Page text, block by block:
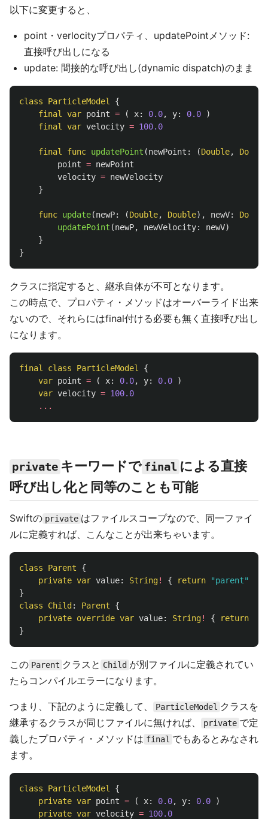
以下に変更すると、
point・verlocityプロパティ、updatePointメソッド:
直接呼び出しになる
update: 間接的な呼び出し(dynamic dispatch)のまま
class ParticleModel
{
final
var point = ( x: 0.0, y: 0.0
)
final
var velocity = 100.0
final func updatePoint (newPoint : (Double,
Double
point = newPoint
velocity = newVelocity
}
func update(newP: (Double, Double), newV:
Double
updatePoint (newP, newVelocity: newV)
}
}
クラスに指定すると、継承自体が不可となります。
この時点で、プロパティ・メソッドはオーバーライド出来
ないので、それらにはfinal付ける必要も無く直接呼び出し
になります。
final class ParticleModel
{
var point = ( x: 0.0, y: 0.0
)
var velocity = 100.0
...
private キーワードで final による直接
呼び出し化と同等のことも可能
Swiftの private はファイルスコープなので、同一ファイ
ルに定義すれば、こんなことが出来ちゃいます。
class Parent
{
private var value: String! { return "parent"
}
class
Child : Parent
{
private override var value: String! { return
}
この Parent クラスと Child が別ファイルに定義されてい
たらコンパイルエラーになります。
つまり、下記のように定義して、 ParticleModel クラスを
継承するクラスが同じファイルに無ければ、
private で定
義したプロパティ・メソッドは final でもあるとみなされ
ます。
class ParticleModel
{
private var point = ( x: 0.0, y: 0.0
)
private var velocity = 100.0